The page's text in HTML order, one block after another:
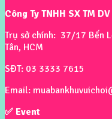
Công Ty TNHH SX TM DV
Trụ sở chính: 37/17 Bến
Tân, HCM
SĐT: 03 3333 7615
Email:
✅ Event